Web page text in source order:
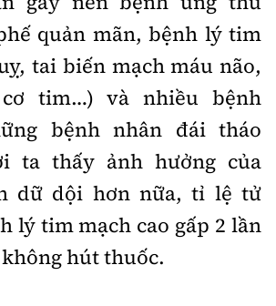
Công Hoan, phường Giảng Võ,
Thị Hồng Nga
Nguyễn Sơn Tùng,
La Đức Hùng
cáo và Phát hành:
057 282
mọi hình thức nếu không có sự
bản.
quản mãn, bệnh lý tim
tai biến mạch máu não,
tim…) và nhiều bệnh
bệnh nhân đái tháo
ta thấy ảnh hưởng của
dữ dội hơn nữa, tỉ lệ tử
lý tim mạch cao gấp 2 lần
hút thuốc.